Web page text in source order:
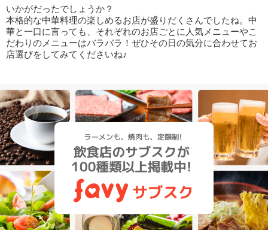
いかがだったでしょうか？
本格的な中華料理の楽しめるお店が盛りだくさんでしたね。中
華と一口に言っても、それぞれのお店ごとに人気メニューやこ
だわりのメニューはバラバラ！ぜひその日の気分に合わせてお
店選びをしてみてくださいね♪